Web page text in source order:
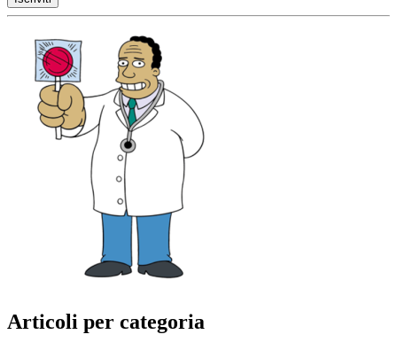
Articoli per categoria